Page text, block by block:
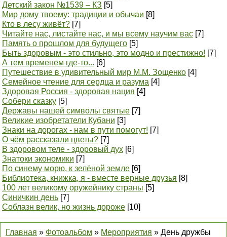
Детский закон №1539 – КЗ [5]
Мир дому твоему: традиции и обычаи [8]
Кто в лесу живёт? [7]
Читайте нас, листайте нас, и мы всему научим вас [7]
Память о прошлом для будущего [5]
Быть здоровым - это стильно, это модно и престижно! [7]
А тем временем где-то... [6]
Путешествие в удивительный мир М.М. Зощенко [4]
Семейное чтение для сердца и разума [4]
Здоровая Россия - здоровая нация [4]
Собери сказку [5]
Державы нашей символы святые [7]
Великие изобретатели Кубани [3]
Знаки на дорогах - нам в пути помогут! [7]
О чём рассказали цветы? [7]
В здоровом теле - здоровый дух [6]
Знатоки экономики [7]
По синему морю, к зелёной земле [6]
Библиотека, книжка, я - вместе верные друзья [8]
100 лет великому оружейнику страны [5]
Синичкин день [7]
Соблазн велик, но жизнь дороже [10]
Главная » Фотоальбом » Мероприятия » День дружбы